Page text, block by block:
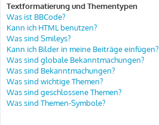
Textformatierung und Thementypen
Was ist BBCode?
Kann ich HTML benutzen?
Was sind Smileys?
Kann ich Bilder in meine Beiträge einfügen?
Was sind globale Bekanntmachungen?
Was sind Bekanntmachungen?
Was sind wichtige Themen?
Was sind geschlossene Themen?
Was sind Themen-Symbole?